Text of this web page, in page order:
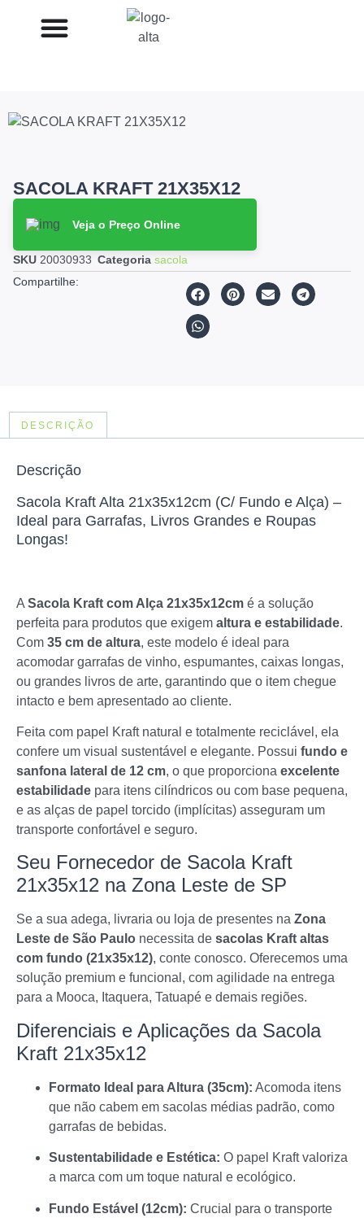
SACOLA KRAFT 21X35X12
Veja o Preço Online
SKU 20030933 Categoria sacola
Compartilhe:
DESCRIÇÃO
Descrição
Sacola Kraft Alta 21x35x12cm (C/ Fundo e Alça) –
Ideal para Garrafas, Livros Grandes e Roupas
Longas!
A Sacola Kraft com Alça 21x35x12cm é a solução
perfeita para produtos que exigem altura e estabilidade.
Com 35 cm de altura, este modelo é ideal para
acomodar garrafas de vinho, espumantes, caixas longas,
ou grandes livros de arte, garantindo que o item chegue
intacto e bem apresentado ao cliente.
Feita com papel Kraft natural e totalmente reciclável, ela
confere um visual sustentável e elegante. Possui fundo e
sanfona lateral de 12 cm, o que proporciona excelente
estabilidade para itens cilíndricos ou com base pequena,
e as alças de papel torcido (implícitas) asseguram um
transporte confortável e seguro.
Seu Fornecedor de Sacola Kraft
21x35x12 na Zona Leste de SP
Se a sua adega, livraria ou loja de presentes na Zona
Leste de São Paulo necessita de sacolas Kraft altas
com fundo (21x35x12), conte conosco. Oferecemos uma
solução premium e funcional, com agilidade na entrega
para a Mooca, Itaquera, Tatuapé e demais regiões.
Diferenciais e Aplicações da Sacola
Kraft 21x35x12
Formato Ideal para Altura (35cm): Acomoda itens
que não cabem em sacolas médias padrão, como
garrafas de bebidas.
Sustentabilidade e Estética: O papel Kraft valoriza
a marca com um toque natural e ecológico.
Fundo Estável (12cm): Crucial para o transporte